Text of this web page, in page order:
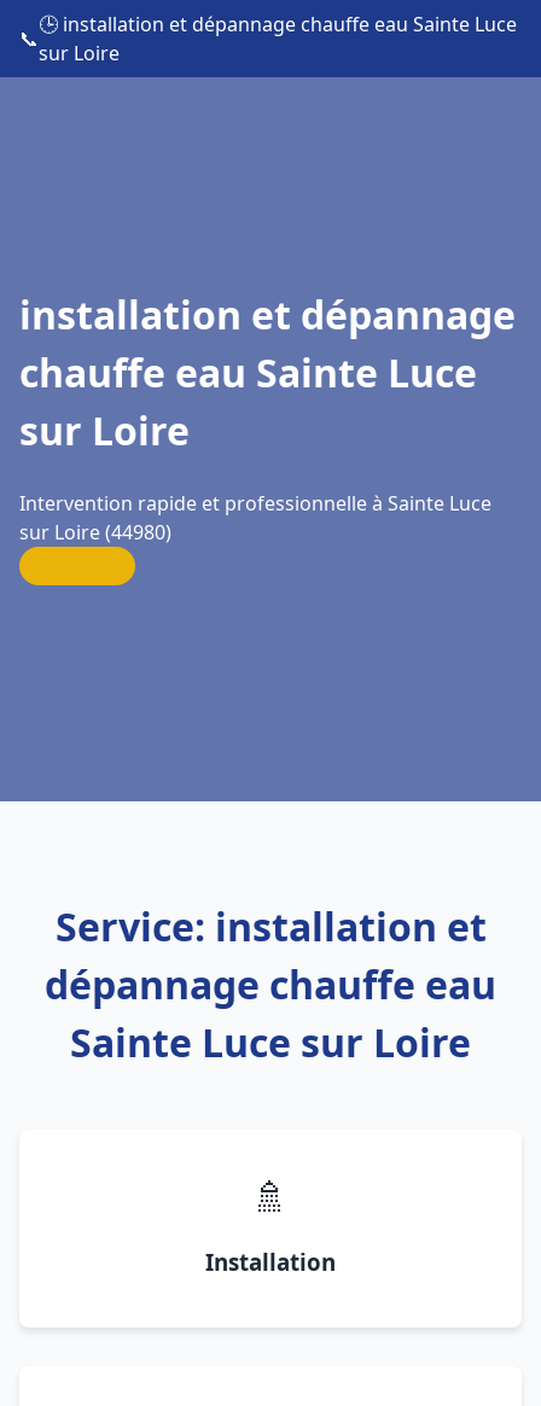
📞
🕒 installation et dépannage chauffe eau Sainte Luce
sur Loire
installation et dépannage
chauffe eau Sainte Luce
sur Loire
Intervention rapide et professionnelle à Sainte Luce
sur Loire (44980)
Service: installation et
dépannage chauffe eau
Sainte Luce sur Loire
🚿
Installation